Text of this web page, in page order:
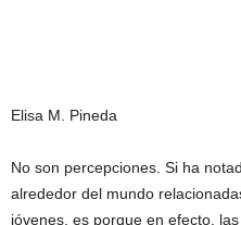
Elisa M. Pineda
No son percepciones. Si ha
alrededor del mundo
jóvenes, es porque en efecto,